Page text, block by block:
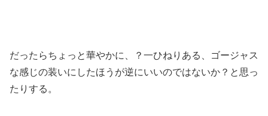
だったらちょっと華やかに、？一ひねりある、ゴージャス
な感じの装いにしたほうが逆にいいのではないか？と思っ
たりする。